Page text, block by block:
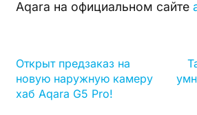
Aqara на официальном сайте
Открыт предзаказ на
новую наружную камеру
хаб Aqara G5 Pro!